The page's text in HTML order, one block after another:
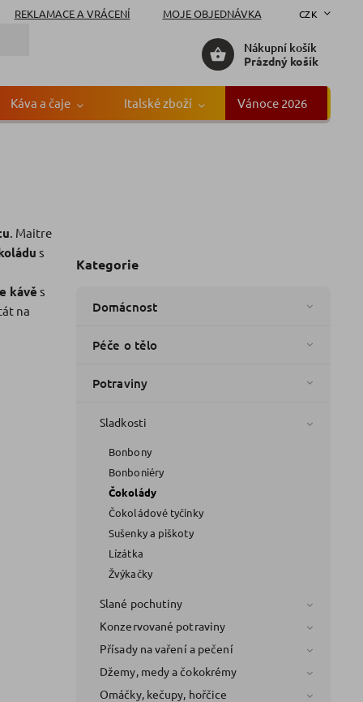
REKLAMACE A VRÁCENÍ MOJE OBJEDNÁVKA CZK
Nákupní košík
Prázdný košík
Káva a čaje Italské zboží Vánoce 2026
Kategorie
Domácnost
Péče o tělo
Potraviny
Sladkosti
Bonbony
Bonboniéry
Čokolády
Čokoládové tyčinky
Sušenky a piškoty
Lízátka
Žvýkačky
Slané pochutiny
Konzervované potraviny
Přísady na vaření a pečení
Džemy, medy a čokokrémy
Omáčky, kečupy, hořčice
. Maitre
s
kávě s
na